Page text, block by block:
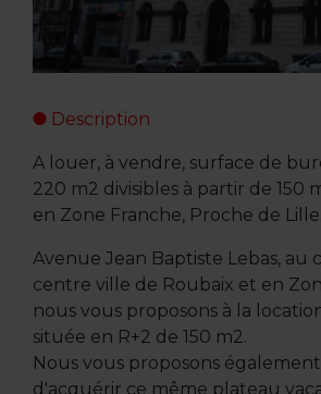
Description
A louer, à vendre, surface de
220 m2 divisibles à partir de 150
en Zone Franche, Proche de Lille.
Avenue Jean Baptiste Lebas, au
centre ville de Roubaix et en
nous vous proposons à la
située en R+2 de 150 m2.
Nous vous proposons
d'acquérir ce même plateau